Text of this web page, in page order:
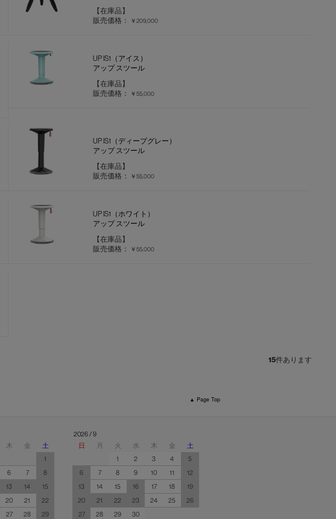
【在庫品】
販売価格：
￥209,000
UP IS1（アイス）
アップ スツール
【在庫品】
販売価格：
￥55,000
UP IS1（ディープグレー）
アップ スツール
【在庫品】
販売価格：
￥55,000
UP IS1（ホワイト）
アップ スツール
【在庫品】
販売価格：
￥55,000
15件あります
▲ Page Top
木 金
土
1
6 7
8
13 14
15
20 21
22
27 28
29
2026 / 9
日
月 火 水 木 金
土
1
2 3 4
5
6
7 8 9 10 11
12
13
14 15 16 17 18
19
20
21 22 23 24 25
26
27
28 29 30